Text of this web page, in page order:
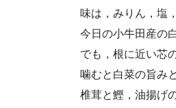
味は，みりん，塩
今日の小牛田産の
でも，根に近い芯
噛むと白菜の旨み
椎茸と鰹，油揚げ